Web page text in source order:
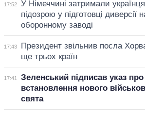
17:52
У Німеччині затримали
підозрою у підготовці диверсії
оборонному заводі
17:43
Президент звільнив посла
ще трьох країн
17:41
Зеленський підписав указ про
встановлення нового
свята